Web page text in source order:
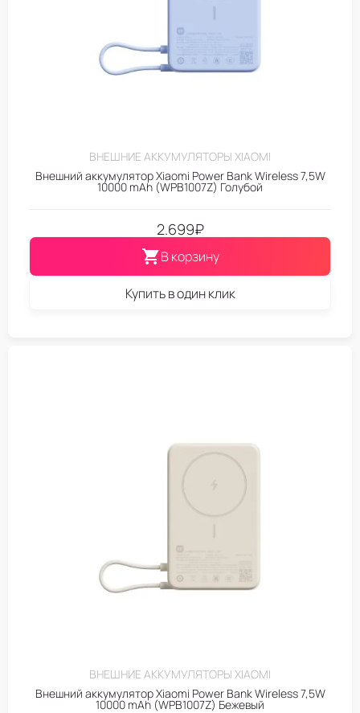
ВНЕШНИЕ АККУМУЛЯТОРЫ XIAOMI
Внешний аккумулятор Xiaomi Power Bank Wireless 7,5W
10000 mAh (WPB1007Z) Голубой
2.699₽
В корзину
Купить в один клик
ВНЕШНИЕ АККУМУЛЯТОРЫ XIAOMI
Внешний аккумулятор Xiaomi Power Bank Wireless 7,5W
10000 mAh (WPB1007Z) Бежевый